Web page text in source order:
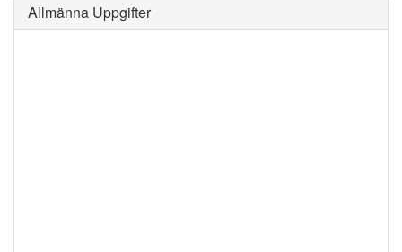
Allmänna Uppgifter